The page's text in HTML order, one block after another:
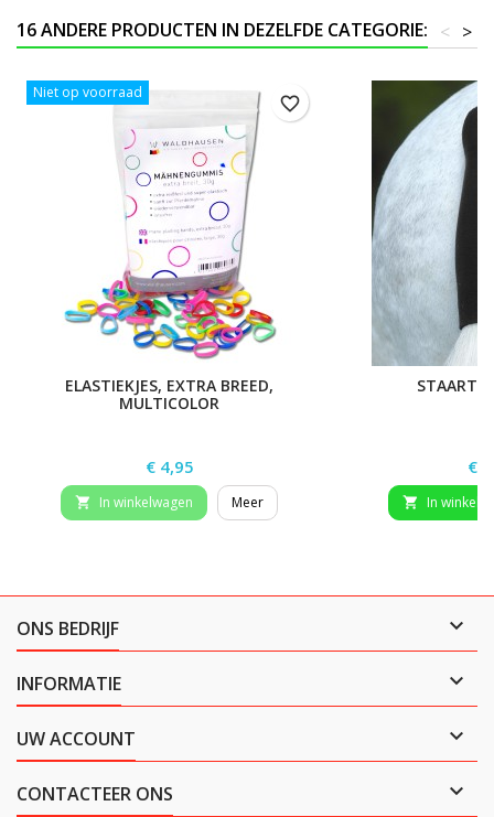
16 ANDERE PRODUCTEN IN DEZELFDE CATEGORIE: >
<
Niet op voorraad
ELASTIEKJES, EXTRA BREED,
MULTICOLOR
Prijs
€ 4,95
 In winkelwagen Meer
favorite_border
€
 In
ONS BEDRIJF 
INFORMATIE 
UW ACCOUNT 
CONTACTEER ONS 